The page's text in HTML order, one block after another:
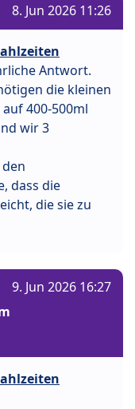
8. Jun 2026 11:26
Antwort.
die kleinen
400-500ml
wir 3
dass die
die sie zu
9. Jun 2026 16:27